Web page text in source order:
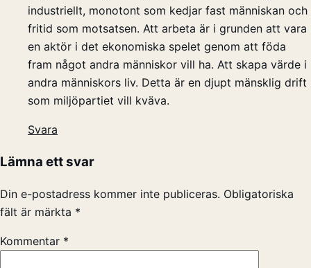
industriellt, monotont som kedjar fast människan och
fritid som motsatsen. Att arbeta är i grunden att vara
en aktör i det ekonomiska spelet genom att föda
fram något andra människor vill ha. Att skapa värde i
andra människors liv. Detta är en djupt mänsklig drift
som miljöpartiet vill kväva.
Svara
Lämna ett svar
Din e-postadress kommer inte publiceras. Obligatoriska
fält är märkta *
Kommentar *